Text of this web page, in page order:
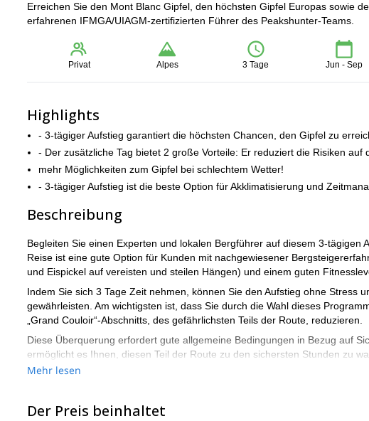
Erreichen Sie den Mont Blanc Gipfel, den höchsten Gipfel Europas sowie
erfahrenen IFMGA/UIAGM-zertifizierten Führer des Peakshunter-Teams.
Privat Alpes 3 Tage Jun - Sep
Highlights
- 3-tägiger Aufstieg garantiert die höchsten Chancen, den Gipfel zu
- Der zusätzliche Tag bietet 2 große Vorteile: Er reduziert die Risiken auf
mehr Möglichkeiten zum Gipfel bei schlechtem Wetter!
- 3-tägiger Aufstieg ist die beste Option für Akklimatisierung und
Beschreibung
Begleiten Sie einen Experten und lokalen Bergführer auf diesem 3-
Reise ist eine gute Option für Kunden mit nachgewiesener
und Eispickel auf vereisten und steilen Hängen) und einem guten
Indem Sie sich 3 Tage Zeit nehmen, können Sie den Aufstieg ohne Stress
gewährleisten. Am wichtigsten ist, dass Sie durch die Wahl dieses
„Grand Couloir“-Abschnitts, des gefährlichsten Teils der Route, reduzieren.
Diese Überquerung erfordert gute allgemeine Bedingungen in Bezug auf
ermöglicht es Ihnen, diesen Teil der Route zu den sichersten Stunden zu
Route zu reduzieren.
Mehr lesen
Der Preis beinhaltet